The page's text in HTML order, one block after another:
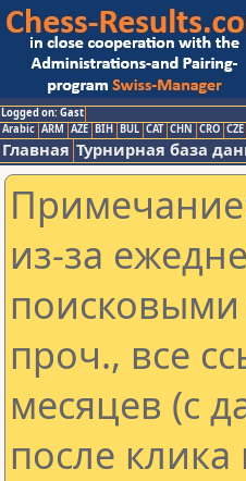
Logged on: Gast
Arabic ARM AZE BIH BUL CAT CHN CRO CZE
Главная Турнирная база
из-за
поисковыми
проч., все
месяцев (с
после